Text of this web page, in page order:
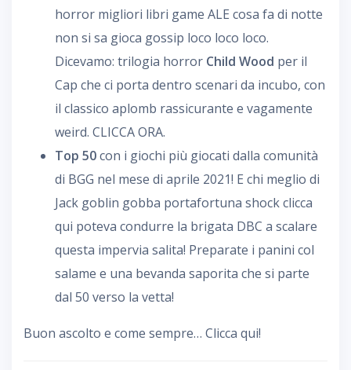
horror migliori libri game ALE cosa fa di notte
non si sa gioca gossip loco loco loco.
Dicevamo: trilogia horror Child Wood per il
Cap che ci porta dentro scenari da incubo, con
il classico aplomb rassicurante e vagamente
weird. CLICCA ORA.
Top 50con i giochi più giocati dalla comunità
di BGG nel mese di aprile 2021! E chi meglio di
Jack goblin gobba portafortuna shock clicca
qui poteva condurre la brigata DBC a scalare
questa impervia salita! Preparate i panini col
salame e una bevanda saporita che si parte
dal 50 verso la vetta!
Buon ascolto e come sempre… Clicca qui!